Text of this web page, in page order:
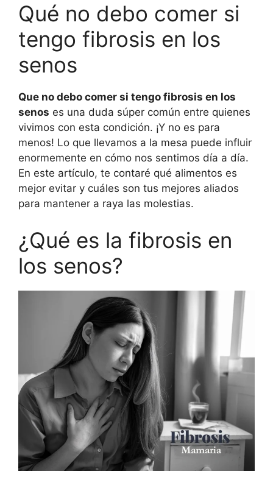
Qué no debo comer si
tengo fibrosis en los
senos
Que no debo comer si tengo fibrosis en los
senos es una duda súper común entre quienes
vivimos con esta condición. ¡Y no es para
menos! Lo que llevamos a la mesa puede influir
enormemente en cómo nos sentimos día a día.
En este artículo, te contaré qué alimentos es
mejor evitar y cuáles son tus mejores aliados
para mantener a raya las molestias.
¿Qué es la fibrosis en
los senos?